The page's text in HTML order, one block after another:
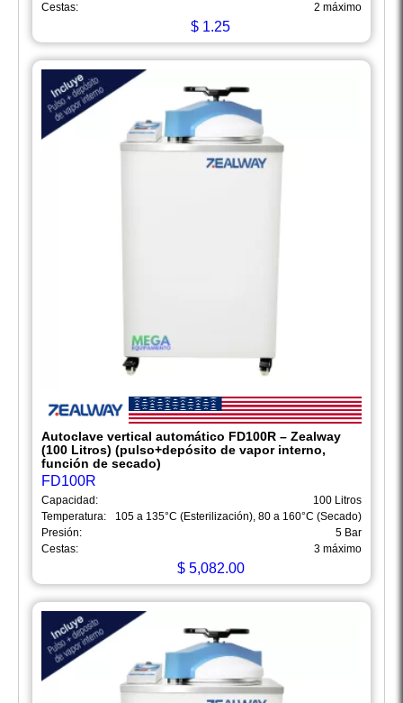
Cestas:
2 máximo
$ 1.25
Autoclave vertical automático FD100R – Zealway
(100 Litros) (pulso+depósito de vapor interno,
función de secado)
FD100R
Capacidad:
100 Litros
Temperatura:
105 a 135°C (Esterilización), 80 a 160°C (Secado)
Presión:
5 Bar
Cestas:
3 máximo
$5,082.00